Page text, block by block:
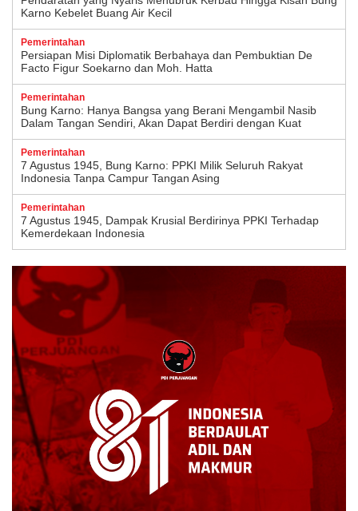
Karno Kebelet Buang Air Kecil
Pemerintahan
Persiapan Misi Diplomatik Berbahaya dan Pembuktian De
Facto Figur Soekarno dan Moh. Hatta
Pemerintahan
Bung Karno: Hanya Bangsa yang Berani Mengambil Nasib
Dalam Tangan Sendiri, Akan Dapat Berdiri dengan Kuat
Pemerintahan
7 Agustus 1945, Bung Karno: PPKI Milik Seluruh Rakyat
Indonesia Tanpa Campur Tangan Asing
Pemerintahan
7 Agustus 1945, Dampak Krusial Berdirinya PPKI Terhadap
Kemerdekaan Indonesia